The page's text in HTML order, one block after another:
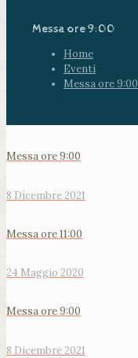
Messa ore 9:00
Home
Eventi
Messa ore 9:00
Messa ore 9:00
8 Dicembre 2021
Messa ore 11:00
24 Maggio 2020
Messa ore 9:00
8 Dicembre 2021